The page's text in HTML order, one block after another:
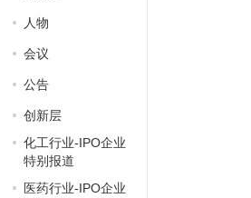
人物
会议
公告
创新层
化工行业-IPO企业
特别报道
医药行业-IPO企业